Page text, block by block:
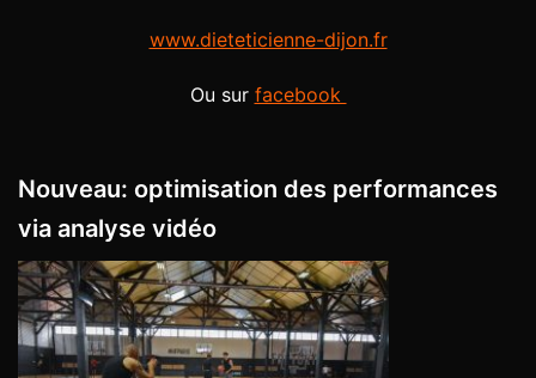
www.dieteticienne-dijon.fr
Ou sur facebook
Nouveau: optimisation des performances
via analyse vidéo